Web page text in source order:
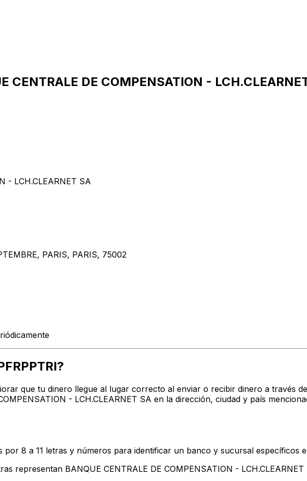
CENTRALE DE COMPENSATION -
- LCH.CLEARNET SA
PARIS, PARIS, 75002
que tu dinero llegue al lugar correcto al enviar o recibir dinero a través
- LCH.CLEARNET SA en la dirección, ciudad y país
por 8 a 11 letras y números para identificar un banco y sucursal específicos
representan BANQUE CENTRALE DE COMPENSATION - LCH.CLEARNET